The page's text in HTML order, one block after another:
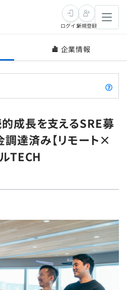
ログイン新規登録
企業情報
成長を支えるSRE募
達済み【リモート×
TECH